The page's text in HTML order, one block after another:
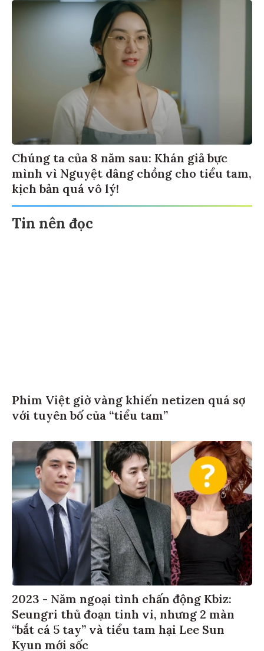
Chúng ta của 8 năm sau: Khán giả bực
mình vì Nguyệt dâng chồng cho tiểu tam,
kịch bản quá vô lý!
Tin nên đọc
Phim Việt giờ vàng khiến netizen quá sợ
với tuyên bố của “tiểu tam”
2023 - Năm ngoại tình chấn động Kbiz:
Seungri thủ đoạn tinh vi, nhưng 2 màn
“bắt cá 5 tay” và tiểu tam hại Lee Sun
Kyun mới sốc